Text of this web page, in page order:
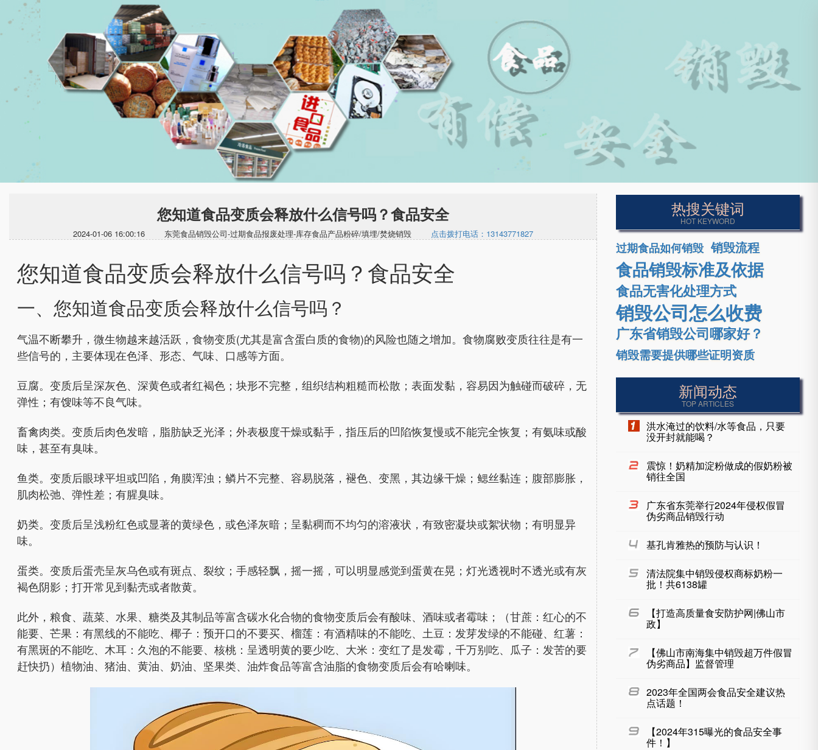
您知道食品变质会释放什么信号吗？食品安全
2024-01-06 16:00:16 东莞食品销毁公司-过期食品报废处理-库存食品产品粉碎/填埋/焚烧销毁 点击拨打电话：13143771827
您知道食品变质会释放什么信号吗？食品安全
一、您知道食品变质会释放什么信号吗？
气温不断攀升，微生物越来越活跃，食物变质(尤其是富含蛋白质的食物)的风险也随之增加。食物腐败变质往往是有一
些信号的，主要体现在色泽、形态、气味、口感等方面。
豆腐。变质后呈深灰色、深黄色或者红褐色；块形不完整，组织结构粗糙而松散；表面发黏，容易因为触碰而破碎，无
弹性；有馊味等不良气味。
畜禽肉类。变质后肉色发暗，脂肪缺乏光泽；外表极度干燥或黏手，指压后的凹陷恢复慢或不能完全恢复；有氨味或酸
味，甚至有臭味。
鱼类。变质后眼球平坦或凹陷，角膜浑浊；鳞片不完整、容易脱落，褪色、变黑，其边缘干燥；鳃丝黏连；腹部膨胀，
肌肉松弛、弹性差；有腥臭味。
奶类。变质后呈浅粉红色或显著的黄绿色，或色泽灰暗；呈黏稠而不均匀的溶液状，有致密凝块或絮状物；有明显异
味。
蛋类。变质后蛋壳呈灰乌色或有斑点、裂纹；手感轻飘，摇一摇，可以明显感觉到蛋黄在晃；灯光透视时不透光或有灰
褐色阴影；打开常见到黏壳或者散黄。
此外，粮食、蔬菜、水果、糖类及其制品等富含碳水化合物的食物变质后会有酸味、酒味或者霉味；（甘蔗：红心的不
能要、芒果：有黑线的不能吃、椰子：预开口的不要买、 榴莲：有酒精味的不能吃、土豆：发芽发绿的不能碰、红薯：
有黑斑的不能吃、木耳：久泡的不能要、核桃：呈透明黄的要少吃、大米：变红了是发霉，千万别吃、瓜子：发苦的要
赶快扔） 植物油、猪油、黄油、奶油、坚果类、油炸食品等富含油脂的食物变质后会有哈喇味。
热搜关键词
HOT KEYWORD
过期食品如何销毁 销毁流程
食品销毁标准及依据
食品无害化处理方式
销毁公司怎么收费
广东省销毁公司哪家好？
销毁需要提供哪些证明资质
新闻动态
TOP ARTICLES
洪水淹过的饮料/水等食品，只要
没开封就能喝？
震惊！奶精加淀粉做成的假奶粉被
销往全国
广东省东莞举行2024年侵权假冒
伪劣商品销毁行动
基孔肯雅热的预防与认识！
清法院集中销毁侵权商标奶粉一
批！共6138罐
【打造高质量食安防护网|佛山市
政】
【佛山市南海集中销毁超万件假冒
伪劣商品】监督管理
2023年全国两会食品安全建议热
点话题！
【2024年315曝光的食品安全事
件！】